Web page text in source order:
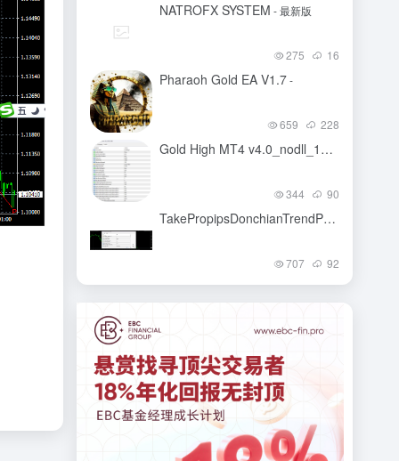
NATROFX SYSTEM - 最新版
275 16
Pharaoh Gold EA V1.7-
659 228
Gold High MT4 v4.0_nodll_1420
344 90
TakePropipsDonchianTrendProEA_v450
707 92